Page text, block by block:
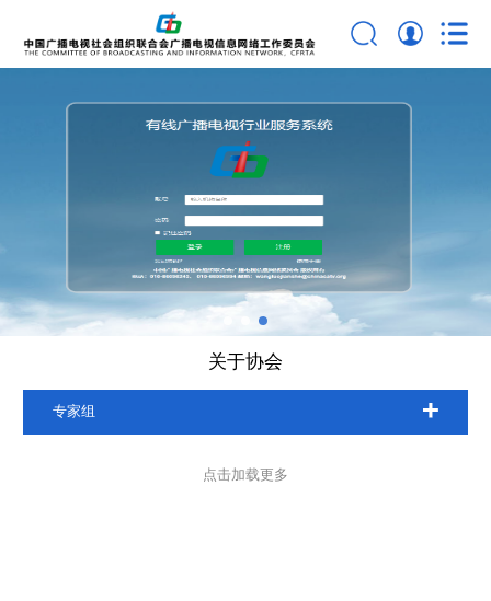
关于协会
专家组
点击加载更多